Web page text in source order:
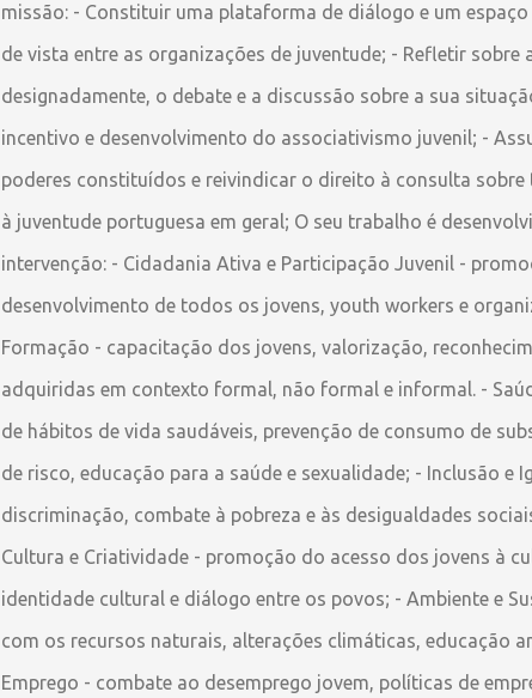
missão: - Constituir uma plataforma de diálogo e um
de vista entre as organizações de juventude; - Refletir
designadamente, o debate e a discussão sobre a sua
incentivo e desenvolvimento do associativismo juvenil; -
poderes constituídos e reivindicar o direito à consulta
à juventude portuguesa em geral; O seu trabalho é
intervenção: - Cidadania Ativa e Participação Juvenil -
desenvolvimento de todos os jovens, youth workers e
Formação - capacitação dos jovens, valorização,
adquiridas em contexto formal, não formal e informal. -
de hábitos de vida saudáveis, prevenção de consumo de
de risco, educação para a saúde e sexualidade; - Inclusão e
discriminação, combate à pobreza e às desigualdades
Cultura e Criatividade - promoção do acesso dos jovens à
identidade cultural e diálogo entre os povos; - Ambiente e
com os recursos naturais, alterações climáticas, educação
Emprego - combate ao desemprego jovem, políticas de